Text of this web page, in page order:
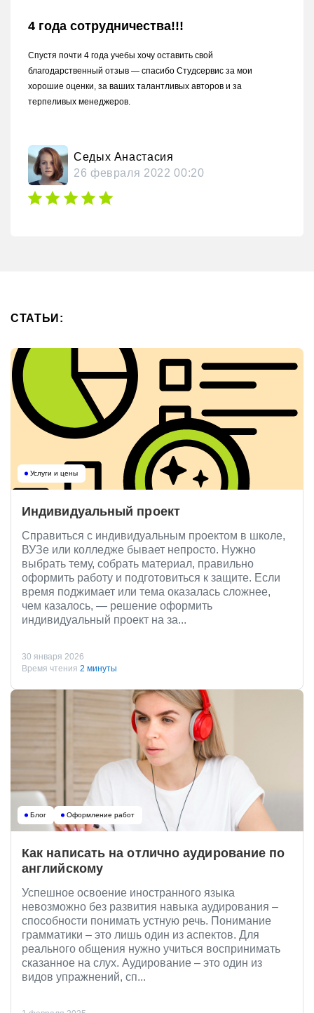
4 года сотрудничества!!!
Спустя почти 4 года учебы хочу оставить свой
благодарственный отзыв — спасибо Студсервис за мои
хорошие оценки, за ваших талантливых авторов и за
терпеливых менеджеров.
Седых Анастасия
26 февраля 2022 00:20
СТАТЬИ:
Услуги и цены
Индивидуальный проект
Справиться с индивидуальным проектом в школе,
ВУЗе или колледже бывает непросто. Нужно
выбрать тему, собрать материал, правильно
оформить работу и подготовиться к защите. Если
время поджимает или тема оказалась сложнее,
чем казалось, — решение оформить
индивидуальный проект на за...
30 января 2026
Время чтения 2 минуты
Блог Оформление работ
Как написать на отлично аудирование по
английскому
Успешное освоение иностранного языка
невозможно без развития навыка аудирования –
способности понимать устную речь. Понимание
грамматики – это лишь один из аспектов. Для
реального общения нужно учиться воспринимать
сказанное на слух. Аудирование – это один из
видов упражнений, сп...